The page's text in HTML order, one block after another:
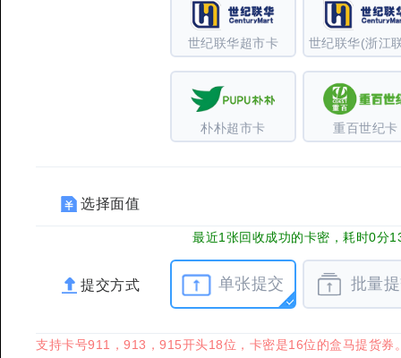
世纪联华超市卡 世纪联华(浙江
朴朴超市卡 重百世纪卡
选择面值
最近1张回收成功的卡密，耗时0分
提交方式 单张提交 批量
支持卡号911，913，915开头18位，卡密是16位的盒马提货